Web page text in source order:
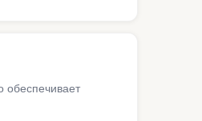
обеспечивает